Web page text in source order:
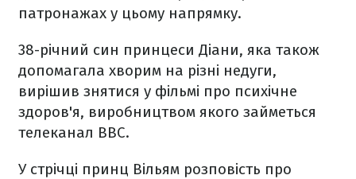
патронажах у цьому напрямку.
38-річний син принцеси Діани, яка також
допомагала хворим на різні недуги,
вирішив знятися у фільмі про психічне
здоров'я, виробництвом якого займеться
телеканал BBC.
У стрічці принц Вільям розповість про